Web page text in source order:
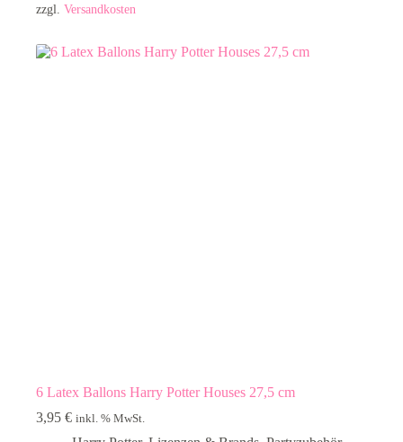
zzgl. Versandkosten
6 Latex Ballons Harry Potter Houses 27,5 cm
3,95 € inkl. % MwSt.